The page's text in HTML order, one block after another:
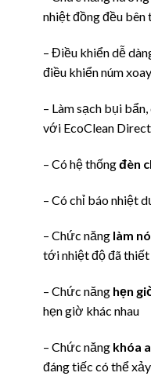
nhiệt đồng đều bên
– Điều khiển dễ
điều khiển núm xoay
– Làm sạch bụi
với EcoClean Direct
– Có hệ thốngđèn
– Có chỉ báo nhiệt
– Chức năng làm
tới nhiệt độ đã
– Chức năng hẹn
hẹn giờ khác nhau
– Chức năng khóa
đáng tiếc có thể